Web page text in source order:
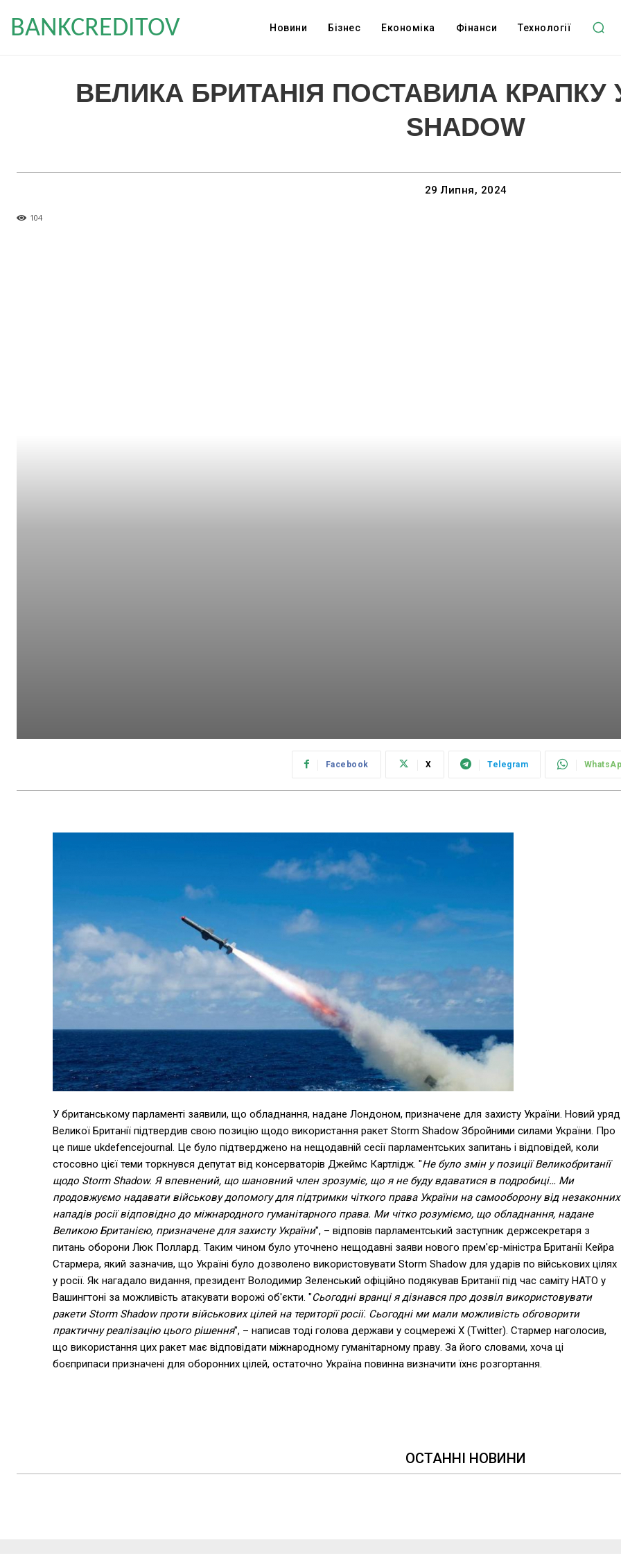
BANKCREDITOV Новини Бізнес Економіка Фінанси Технології
ВЕЛИКА БРИТАНІЯ ПОСТАВИЛА КРАПКУ
SHADOW
29 Липня, 2024
104
Facebook X Telegram
У британському парламенті заявили, що обладнання, надане Лондоном, призначене для захисту України. Новий уряд
Великої Британії підтвердив свою позицію щодо використання ракет Storm Shadow Збройними силами України. Про
це пише ukdefencejournal. Це було підтверджено на нещодавній сесії парламентських запитань і відповідей, коли
стосовно цієї теми торкнувся депутат від консерваторів Джеймс Картлідж. "Не було змін у позиції Великобританії
щодо Storm Shadow. Я впевнений, що шановний член зрозуміє, що я не буду вдаватися в подробиці… Ми
продовжуємо надавати військову допомогу для підтримки чіткого права України на самооборону від незаконних
нападів росії відповідно до міжнародного гуманітарного права. Ми чітко розуміємо, що обладнання, надане
Великою Британією, призначене для захисту України", – відповів парламентський заступник держсекретаря з
питань оборони Люк Поллард. Таким чином було уточнено нещодавні заяви нового прем'єр-міністра Британії Кейра
Стармера, який зазначив, що Україні було дозволено використовувати Storm Shadow для ударів по військових цілях
у росії. Як нагадало видання, президент Володимир Зеленський офіційно подякував Британії під час саміту НАТО у
Вашингтоні за можливість атакувати ворожі об'єкти. "Сьогодні вранці я дізнався про дозвіл використовувати
ракети Storm Shadow проти військових цілей на території росії. Сьогодні ми мали можливість обговорити
практичну реалізацію цього рішення", – написав тоді голова держави у соцмережі Х (Twitter). Стармер наголосив,
що використання цих ракет має відповідати міжнародному гуманітарному праву. За його словами, хоча ці
боєприпаси призначені для оборонних цілей, остаточно Україна повинна визначити їхнє розгортання.
ОСТАННІ НОВИНИ